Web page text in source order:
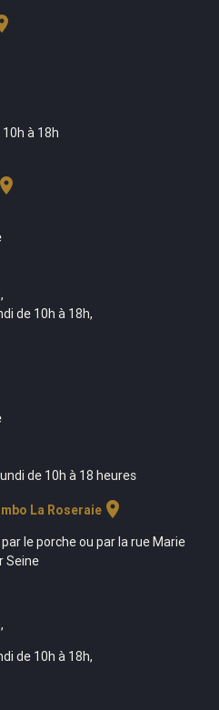
à 18h
location_on
de 10h à 18h,
de 10h à 18 heures
La Roseraielocation_on
le porche ou par la rue Marie
Seine
de 10h à 18h,